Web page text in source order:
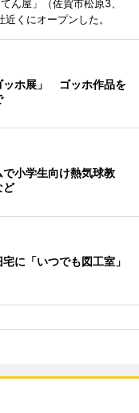
ん屋」（佐賀市松原3、
くにオープンした。
ッホ展」 ゴッホ作品を
小学生向け熱気球教
ど
に「いつでも図工室」